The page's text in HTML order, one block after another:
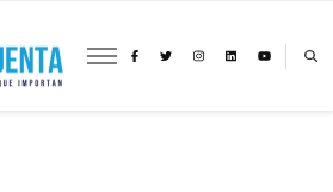
La Data Cuenta es una plataforma